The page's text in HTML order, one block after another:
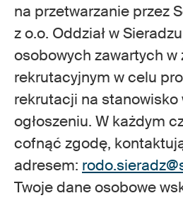
na przetwarzanie przez
z o.o. Oddział w
osobowych zawartych w
rekrutacyjnym w celu
rekrutacji na stanowisko
ogłoszeniu. W każdym
cofnąć zgodę,
adresem:
Twoje dane osobowe